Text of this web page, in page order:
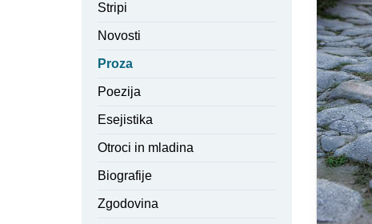
Stripi
Novosti
Proza
Poezija
Esejistika
Otroci in mladina
Biografije
Zgodovina